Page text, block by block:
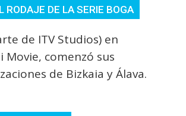
RODAJE DE LA SERIE BOGA
de ITV Studios) en
Movie, comenzó sus
de Bizkaia y Álava.